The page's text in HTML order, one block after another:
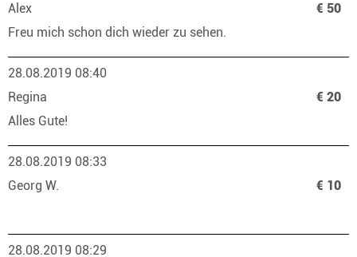
Alex
€ 50
Freu mich schon dich wieder zu sehen.
28.08.2019 08:40
Regina
€ 20
Alles Gute!
28.08.2019 08:33
Georg W.
€ 10
28.08.2019 08:29